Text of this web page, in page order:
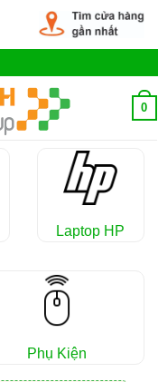
0
Laptop HP
Phụ Kiện